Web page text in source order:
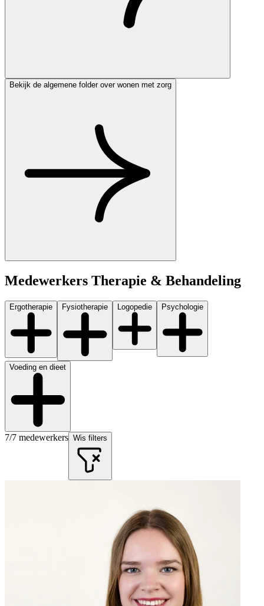
Bekijk de algemene folder over wonen met zorg
Medewerkers Therapie & Behandeling
Ergotherapie Fysiotherapie Logopedie Psychologie
Voeding en dieet
7/7 medewerkers Wis filters